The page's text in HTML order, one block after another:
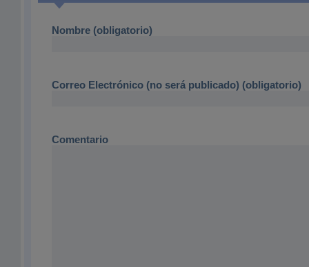
Nombre (obligatorio)
Correo Electrónico (no será publicado) (obligatorio)
Comentario